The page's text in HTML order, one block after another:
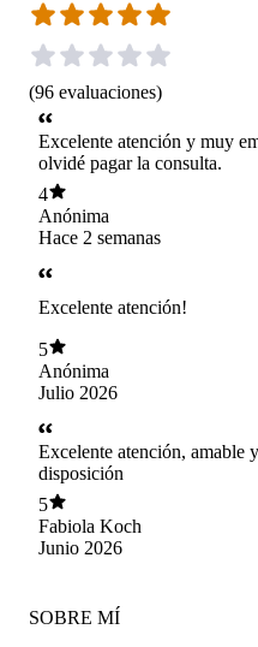
(96 evaluaciones)
Excelente atención y muy
olvidé pagar la consulta.
4
Anónima
Hace 2 semanas
Excelente atención!
5
Anónima
Julio 2026
Excelente atención, amable
disposición
5
Fabiola Koch
Junio 2026
SOBRE MÍ